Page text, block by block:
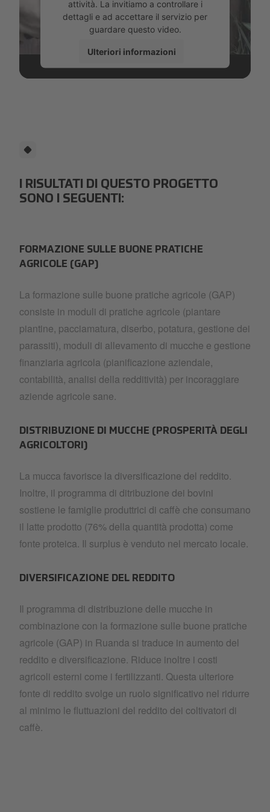
attività. La invitiamo a controllare i
dettagli e ad accettare il servizio per
guardare questo video.
Ulteriori informazioni
I RISULTATI DI QUESTO PROGETTO
SONO I SEGUENTI:
FORMAZIONE SULLE BUONE PRATICHE
AGRICOLE (GAP)
La formazione sulle buone pratiche agricole (GAP)
consiste in moduli di pratiche agricole (piantare
piantine, pacciamatura, diserbo, potatura, gestione dei
parassiti), moduli di allevamento di mucche e gestione
finanziaria agricola (pianificazione aziendale,
contabilità, analisi della redditività) per incoraggiare
aziende agricole sane.
DISTRIBUZIONE DI MUCCHE (PROSPERITÀ DEGLI
AGRICOLTORI)
La mucca favorisce la diversificazione del reddito.
Inoltre, il programma di ditribuzione dei bovini
sostiene le famiglie produttrici di caffè che consumano
il latte prodotto (76% della quantità prodotta) come
fonte proteica. Il surplus è venduto nel mercato locale.
DIVERSIFICAZIONE DEL REDDITO
Il programma di distribuzione delle mucche in
combinazione con la formazione sulle buone pratiche
agricole (GAP) in Ruanda si traduce in aumento del
reddito e diversificazione. Riduce inoltre i costi
agricoli esterni come i fertilizzanti. Questa ulteriore
fonte di reddito svolge un ruolo significativo nel ridurre
al minimo le fluttuazioni del reddito dei coltivatori di
caffè.